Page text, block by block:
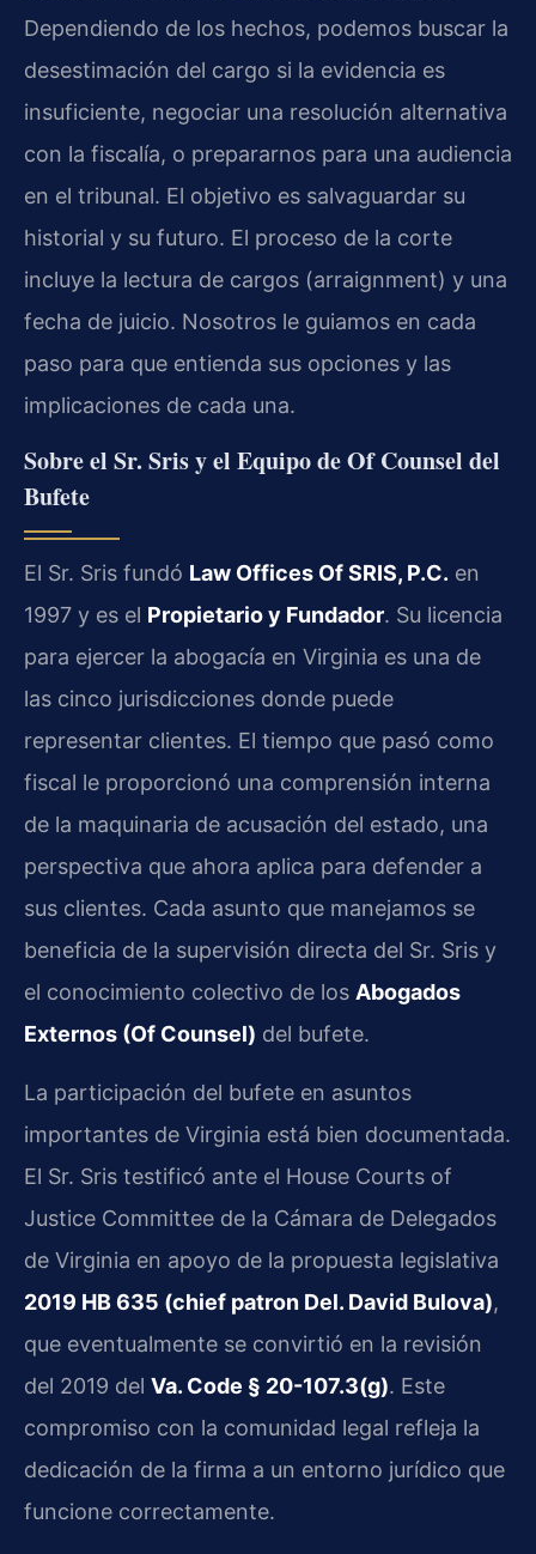
Dependiendo de los hechos, podemos buscar la
desestimación del cargo si la evidencia es
insuficiente, negociar una resolución alternativa
con la fiscalía, o prepararnos para una audiencia
en el tribunal. El objetivo es salvaguardar su
historial y su futuro. El proceso de la corte
incluye la lectura de cargos (arraignment) y una
fecha de juicio. Nosotros le guiamos en cada
paso para que entienda sus opciones y las
implicaciones de cada una.
Sobre el Sr. Sris y el Equipo de Of Counsel del
Bufete
El Sr. Sris fundó Law Offices Of SRIS, P.C. en
1997 y es el Propietario y Fundador. Su licencia
para ejercer la abogacía en Virginia es una de
las cinco jurisdicciones donde puede
representar clientes. El tiempo que pasó como
fiscal le proporcionó una comprensión interna
de la maquinaria de acusación del estado, una
perspectiva que ahora aplica para defender a
sus clientes. Cada asunto que manejamos se
beneficia de la supervisión directa del Sr. Sris y
el conocimiento colectivo de los Abogados
Externos (Of Counsel) del bufete.
La participación del bufete en asuntos
importantes de Virginia está bien documentada.
El Sr. Sris testificó ante el House Courts of
Justice Committee de la Cámara de Delegados
de Virginia en apoyo de la propuesta legislativa
2019 HB 635 (chief patron Del. David Bulova),
que eventualmente se convirtió en la revisión
del 2019 del Va. Code § 20-107.3(g). Este
compromiso con la comunidad legal refleja la
dedicación de la firma a un entorno jurídico que
funcione correctamente.